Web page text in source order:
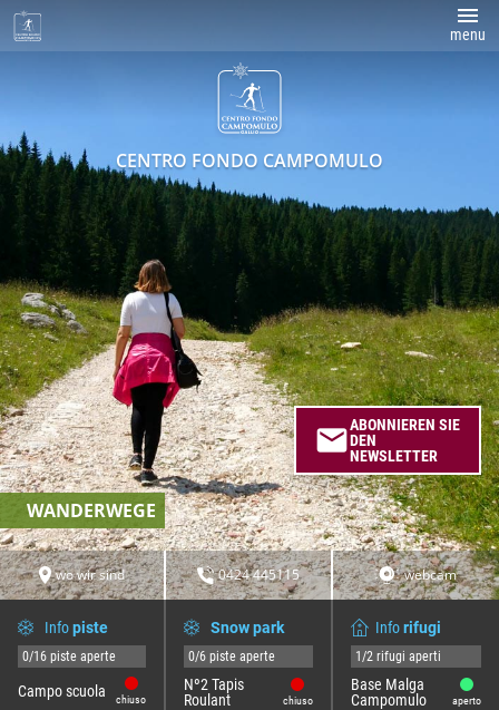
wo wir sind 0424 445115 webcam
menu
CENTRO FONDO CAMPOMULO
WANDERWEGE
emailABONNIEREN SIE
DEN
NEWSLETTER
Infopiste
0/16 piste aperte
Campo scuola chiuso
Snow park
0/6 piste aperte
Nº2 Tapis
Roulant
chiuso
Inforifugi
1/2 rifugi aperti
Base Malga
Campomulo
aperto